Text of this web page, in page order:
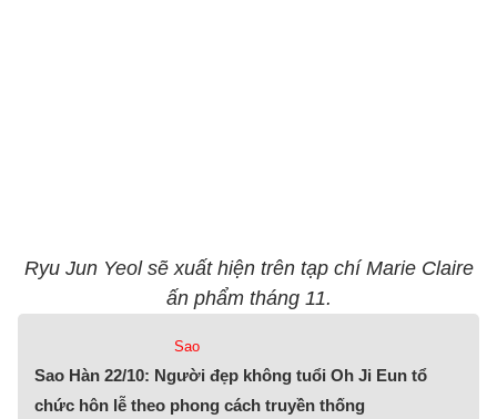
Ryu Jun Yeol sẽ xuất hiện trên tạp chí Marie Claire
ấn phẩm tháng 11.
Sao
Sao Hàn 22/10: Người đẹp không tuổi Oh Ji Eun tổ
chức hôn lễ theo phong cách truyền thống